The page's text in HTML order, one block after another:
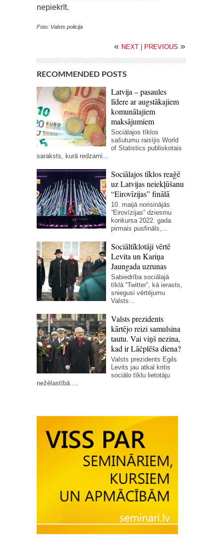
nepiekrīt.
Foto: Valsts policija
« NEXT PREVIOUS »
RECOMMENDED POSTS
Latvija – pasaules
līdere ar augstākajiem
komunālajiem
maksājumiem
Sociālajos tīklos
sašutumu raisījis World
of Statistics publiskotais
saraksts, kurā redzami...
Sociālajos tīklos reaģē
uz Latvijas neiekļūšanu
“Eirovīzijas” finālā
10. maijā norisinājās
”Eirovīzijas” dziesmu
konkursa 2022. gada
pirmais pusfināls,...
Sociāltīklotāji vērtē
Levita un Kariņa
Jaungada uzrunas
Sabiedrība sociālajā
tīklā “Twitter”, kā ierasts,
sniegusi vērtējumu
Valsts...
Valsts prezidents
kārtējo reizi samulsina
tautu. Vai viņš nezina,
kad ir Lāčplēša diena?
Valsts prezidents Egils
Levits jau atkal kritis
sociālo tīklu lietotāju
nežēlastībā....